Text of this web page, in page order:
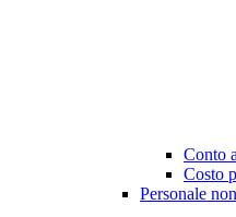
Conto
Costo
Personale